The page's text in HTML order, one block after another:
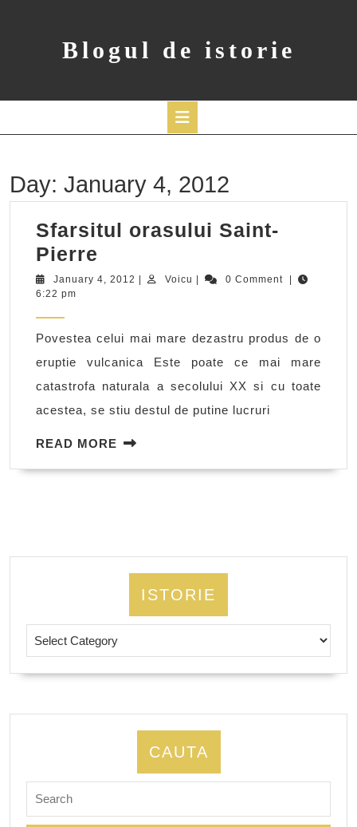
Blogul de istorie
Day: January 4, 2012
Sfarsitul orasului Saint-
Pierre
orasului
January 4, 2012 JanuaryVoicu Voicu 0 Comment
6:22 pm
Povestea celui mai mare dezastru produs de o
eruptie vulcanica Este poate ce mai mare
catastrofa naturala a secolului XX si cu toate
acestea, se stiu destul de putine lucruri
READ MORE READ
ISTORIE
CAUTA
for: